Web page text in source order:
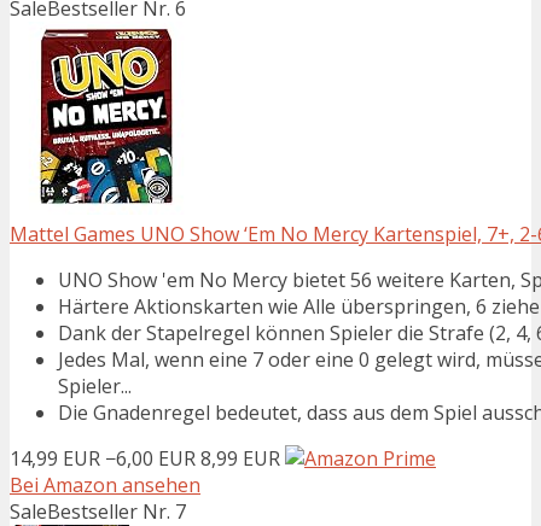
SaleBestseller Nr. 6
Mattel Games UNO Show ‘Em No Mercy Kartenspiel, 7+,
UNO Show 'em No Mercy bietet 56 weitere Karten,
Härtere Aktionskarten wie Alle überspringen, 6
Dank der Stapelregel können Spieler die Strafe (2,
Jedes Mal, wenn eine 7 oder eine 0 gelegt wird,
Spieler...
Die Gnadenregel bedeutet, dass aus dem Spiel
14,99 EUR −6,00 EUR8,99 EUR
Bei Amazon ansehen
SaleBestseller Nr. 7